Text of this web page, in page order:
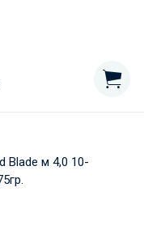
Blade м 4,0 10-